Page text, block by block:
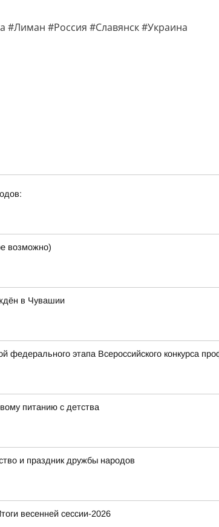
#Лиман #Россия #Славянск #Украина
возможно)
в Чувашии
этапа Всероссийского конкурса
питанию с детства
и праздник дружбы народов
весенней сессии-2026